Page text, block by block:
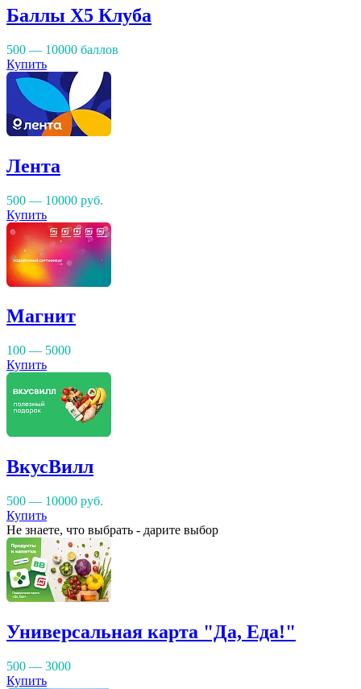
Баллы Х5 Клуба
500 — 10000 баллов
Купить
Лента
500 — 10000 руб.
Купить
Магнит
100 — 5000
Купить
ВкусВилл
500 — 10000 руб.
Купить
Не знаете, что выбрать - дарите выбор
Универсальная карта "Да, Еда!"
500 — 3000
Купить